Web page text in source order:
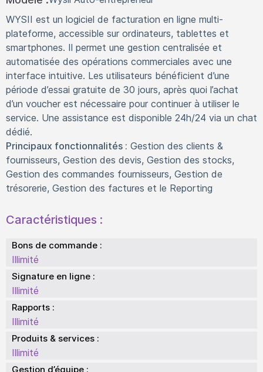
WYSII est un logiciel de facturation en ligne multi-
plateforme, accessible sur ordinateurs, tablettes et
smartphones. Il permet une gestion centralisée et
automatisée des opérations commerciales avec une
interface intuitive. Les utilisateurs bénéficient d’une
période d’essai gratuite de 30 jours, après quoi l’achat
d’un voucher est nécessaire pour continuer à utiliser le
service. Une assistance est disponible 24h/24 via un chat
dédié.
Principaux fonctionnalités : Gestion des clients &
fournisseurs, Gestion des devis, Gestion des stocks,
Gestion des commandes fournisseurs, Gestion de
trésorerie, Gestion des factures et le Reporting
Caractéristiques :
Bons de commande :
Illimité
Signature en ligne :
Illimité
Rapports :
Illimité
Produits & services :
Illimité
Gestion d’équipe :